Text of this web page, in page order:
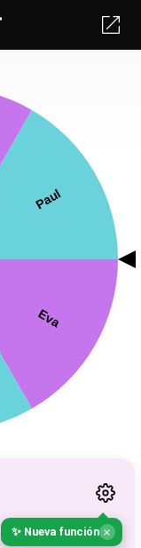
✨ Nueva función ×